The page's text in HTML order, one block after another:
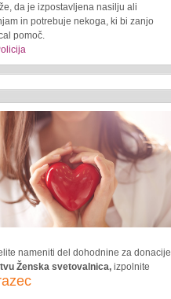
da je izpostavljena nasilju ali
in potrebuje nekoga, ki bi zanjo
pomoč.
nameniti del dohodnine za donacije
Ženska svetovalnica, izpolnite